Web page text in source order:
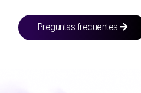
Preguntas frecuentes